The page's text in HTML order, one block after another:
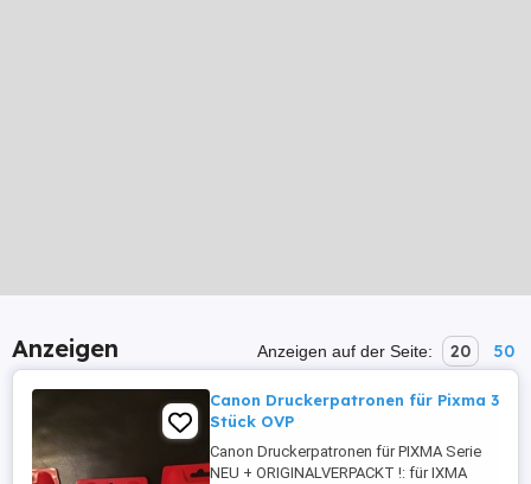
Anzeigen Anzeigen auf der Seite: 20 50
Canon Druckerpatronen für Pixma 3
Stück OVP
Canon Druckerpatronen für PIXMA Serie
NEU + ORIGINALVERPACKT !: für IXMA